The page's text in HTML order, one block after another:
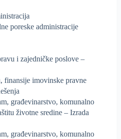
poreske administracije
i zajedničke poslove –
finansije imovinske pravne
građevinarstvo, komunalno
životne sredine – Izrada
građevinarstvo, komunalno